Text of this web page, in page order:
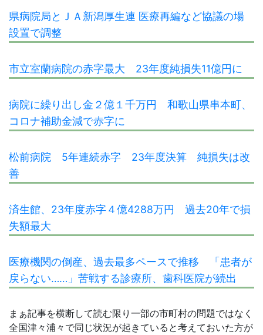
県病院局とＪＡ新潟厚生連 医療再編など協議の場
設置で調整
市立室蘭病院の赤字最大 23年度純損失11億円に
病院に繰り出し金２億１千万円 和歌山県串本町、
コロナ補助金減で赤字に
松前病院 5年連続赤字 23年度決算 純損失は改
善
済生館、23年度赤字４億4288万円 過去20年で損
失額最大
医療機関の倒産、過去最多ペースで推移 「患者が
戻らない……」苦戦する診療所、歯科医院が続出
まぁ記事を横断して読む限り一部の市町村の問題ではなく
全国津々浦々で同じ状況が起きていると考えておいた方が